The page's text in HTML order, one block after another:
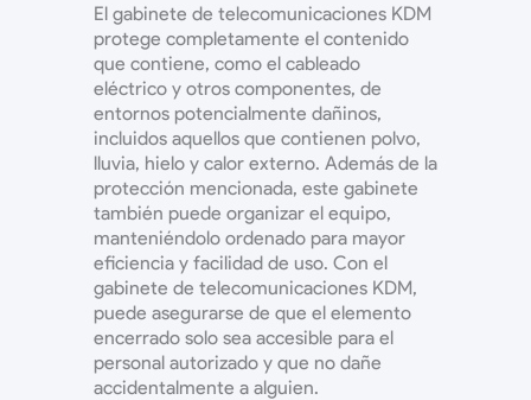
El gabinete de telecomunicaciones KDM
protege completamente el contenido
que contiene, como el cableado
eléctrico y otros componentes, de
entornos potencialmente dañinos,
incluidos aquellos que contienen polvo,
lluvia, hielo y calor externo. Además de la
protección mencionada, este gabinete
también puede organizar el equipo,
manteniéndolo ordenado para mayor
eficiencia y facilidad de uso. Con el
gabinete de telecomunicaciones KDM,
puede asegurarse de que el elemento
encerrado solo sea accesible para el
personal autorizado y que no dañe
accidentalmente a alguien.